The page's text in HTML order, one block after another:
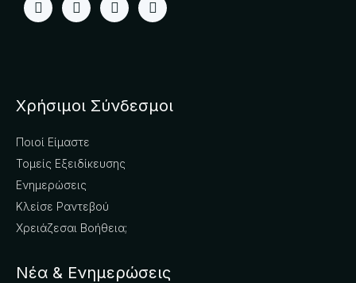
Χρήσιμοι Σύνδεσμοι
Ποιοί Είμαστε
Τομείς Εξειδίκευσης
Ενημερώσεις
Κλείσε Ραντεβού
Χρειάζεσαι Βοήθεια;
Νέα & Ενημερώσεις